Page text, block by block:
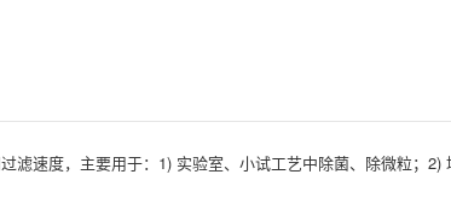
滤速度，主要用于：1) 实验室、小试工艺中除菌、除微粒；2)